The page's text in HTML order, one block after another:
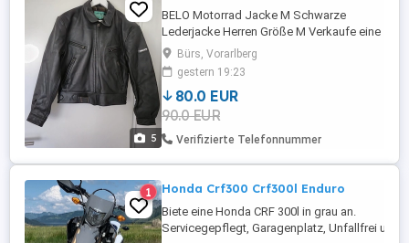
5
BELO Motorrad Jacke M Schwarze
Lederjacke Herren Größe M Verkaufe eine
Neu.Schwarze Lederjacke im modernen
Biker-Stil.Die Jacke hat mehrere
Reißverschlusstaschen und einen
verstellbaren Gürtel am Bund, was für
einen stylischen Look sorgt.
Bürs, Vorarlberg
gestern 19:23
80.0 EUR
90.0 EUR
Verifizierte Telefonnummer
1 Honda Crf300 Crf300l Enduro
Biete eine Honda CRF 300l in grau an.
Servicegepflegt, Garagenplatz, Unfallfrei und